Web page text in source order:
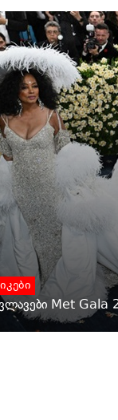
Met Gala